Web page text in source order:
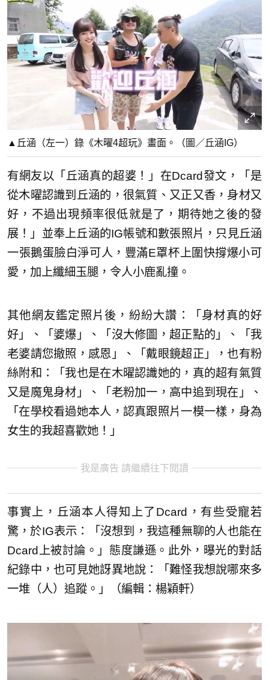
▲丘涵（左一）錄《木曜4超玩》畫面。（圖／丘涵IG）
有網友以「丘涵真的超婆！」在Dcard發文，「是
從木曜認識到丘涵的，很氣質、又正又香，身材又
好，不過出現頻率很低就是了，期待她之後的發
展！」並奉上丘涵的IG帳號和數張照片，只見丘涵
一張鵝蛋臉白淨可人，豐滿E罩杯上圍快撐爆小可
愛，加上纖細玉腿，令人小鹿亂撞。
其他網友鑑定照片後，紛紛大讚：「身材真的好
好」、「婆爆」、「沒大修圖，超正點的」、「我
老婆請您撤照，感恩」、「戴眼鏡超正」，也有粉
絲附和：「我也是在木曜認識她的，真的超有氣質
又是魔鬼身材」、「老粉加一，高中追到現在」、
「在學校看過她本人，認真跟照片一模一樣，身為
女生的我超喜歡她！」
我是廣告 請繼續往下閱讀
事實上，丘涵本人得知上了Dcard，有些受寵若
驚，於IG表示：「沒想到，我這種無聊的人也能在
Dcard上被討論。」態度謙遜。此外，曝光的對話
紀錄中，也可見她訝異地說：「難怪我想說哪來多
一堆（人）追蹤。」（編輯：楊穎軒）